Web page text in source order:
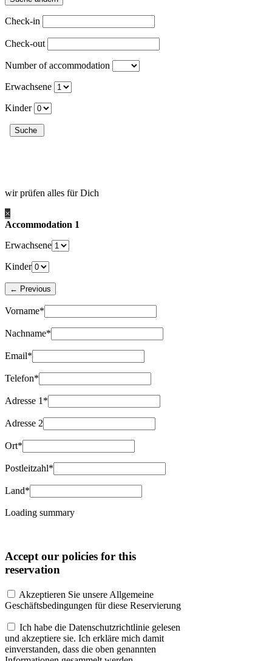
Check-in
Check-out
Number of accommodation
Erwachsene
Kinder
wir prüfen alles für Dich
×
Accommodation 1
Erwachsene
Kinder
Vorname*
Nachname*
Email*
Telefon*
Adresse 1*
Adresse 2
Ort*
Postleitzahl*
Land*
Loading summary
Accept our policies for this
reservation
Akzeptieren Sie unsere Allgemeine
Geschäftsbedingungen für diese Reservierung
Ich habe die Datenschutzrichtlinie gelesen
und akzeptiere sie. Ich erkläre mich damit
einverstanden, dass die oben genannten